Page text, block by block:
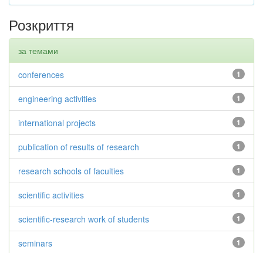
Розкриття
за темами
1
conferences
1
engineering activities
1
international projects
1
publication of results of research
1
research schools of faculties
1
scientific activities
1
scientific-research work of students
1
seminars